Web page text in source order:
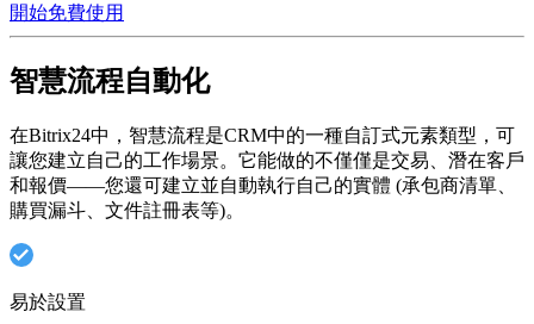
開始免費使用
智慧流程自動化
在Bitrix24中，智慧流程是CRM中的一種自訂式元素類型，可
讓您建立自己的工作場景。它能做的不僅僅是交易、潛在客戶
和報價——您還可建立並自動執行自己的實體 (承包商清單、
購買漏斗、文件註冊表等)。
易於設置